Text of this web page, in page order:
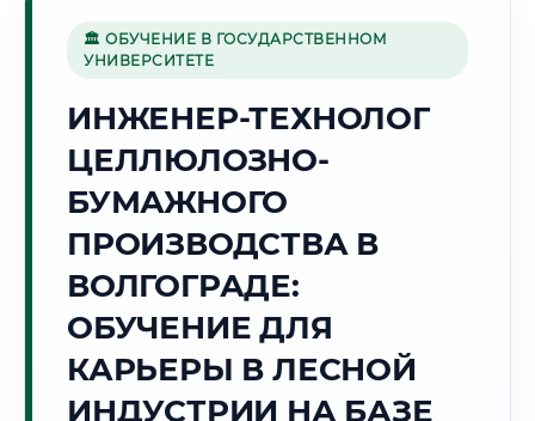
промышленность"
⚔️
Г. ВОЛГОГРАД
Точное местное время:
13:38:42
Пятница, 7 Августа
2026 г.
Погода в г. Волгоград:
🌅 Восход:04:44 🌇 Закат: 19:31
Световой день:
14 ч. 47 мин.
🏛 ОБУЧЕНИЕ В ГОСУДАРСТВЕННОМ
УНИВЕРСИТЕТЕ
ИНЖЕНЕР-ТЕХНОЛОГ
ЦЕЛЛЮЛОЗНО-
БУМАЖНОГО
ПРОИЗВОДСТВА В
ВОЛГОГРАДЕ:
ОБУЧЕНИЕ ДЛЯ
КАРЬЕРЫ В ЛЕСНОЙ
ИНДУСТРИИ НА БАЗЕ